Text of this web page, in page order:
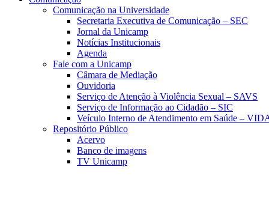
Comunicação na Universidade
Secretaria Executiva de Comunicação – SEC
Jornal da Unicamp
Notícias Institucionais
Agenda
Fale com a Unicamp
Câmara de Mediação
Ouvidoria
Serviço de Atenção à Violência Sexual – SAVS
Serviço de Informação ao Cidadão – SIC
Veículo Interno de Atendimento em Saúde –
Repositório Público
Acervo
Banco de imagens
TV Unicamp